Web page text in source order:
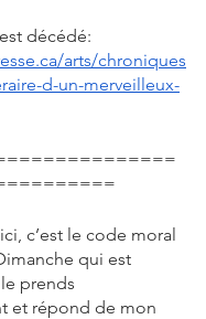
décédé:
arts/chroniques
d-un-merveilleux-
c’est le code moral
qui est
prends
et répond de mon